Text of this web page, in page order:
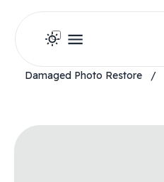
/
Damaged Photo Restore